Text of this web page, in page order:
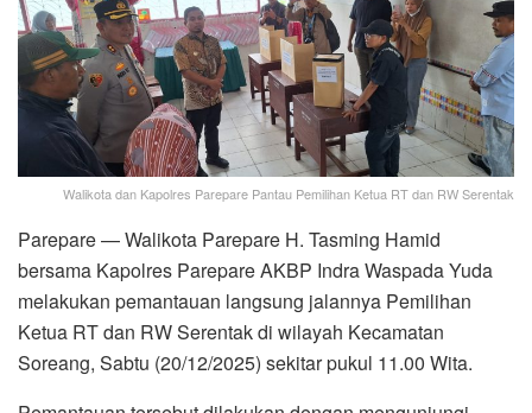
Walikota dan Kapolres Parepare Pantau Pemilihan Ketua RT dan RW Serentak
Parepare — Walikota Parepare H. Tasming Hamid
bersama Kapolres Parepare AKBP Indra Waspada Yuda
melakukan pemantauan langsung jalannya Pemilihan
Ketua RT dan RW Serentak di wilayah Kecamatan
Soreang, Sabtu (20/12/2025) sekitar pukul 11.00 Wita.